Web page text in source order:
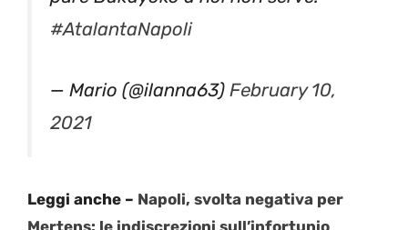
#AtalantaNapoli
— Mario (@ilanna63) February 10,
2021
Leggi anche – Napoli, svolta negativa per
Mertens: le indiscrezioni sull’infortunio